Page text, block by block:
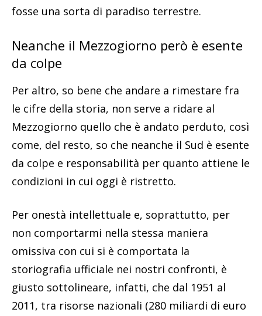
fosse una sorta di paradiso terrestre.
Neanche il Mezzogiorno però è esente
da colpe
Per altro, so bene che andare a rimestare fra
le cifre della storia, non serve a ridare al
Mezzogiorno quello che è andato perduto, così
come, del resto, so che neanche il Sud è esente
da colpe e responsabilità per quanto attiene le
condizioni in cui oggi è ristretto.
Per onestà intellettuale e, soprattutto, per
non comportarmi nella stessa maniera
omissiva con cui si è comportata la
storiografia ufficiale nei nostri confronti, è
giusto sottolineare, infatti, che dal 1951 al
2011, tra risorse nazionali (280 miliardi di euro